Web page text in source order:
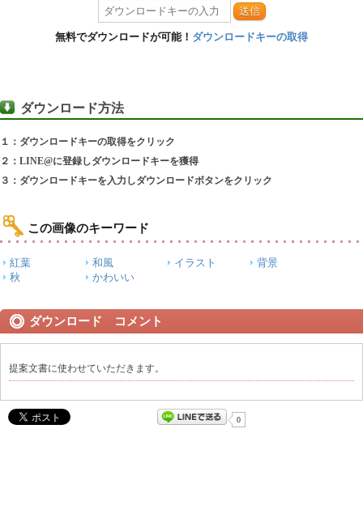
送信
無料でダウンロードが可能！ ダウンロードキーの取得
ダウンロード方法
１：ダウンロードキーの取得をクリック
２：LINE@に登録しダウンロードキーを獲得
３：ダウンロードキーを入力しダウンロードボタンをクリック
この画像のキーワード
紅葉 和風 イラスト
背景
秋
かわいい
ダウンロード コメント
提案文書に使わせていただきます。
0